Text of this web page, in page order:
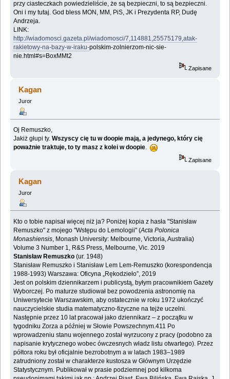
przy ciasteczkach powiedzieliście, że są ‎bezpieczni, to są bezpieczni.
Oni i my tutaj. God bless MON, MM, PiS, JK i Prezydenta RP, ‎Dudę
Andrzeja.‎
LINK:‎
http://wiadomosci.gazeta.pl/wiadomosci/7,114881,25575179,atak-
rakietowy-na-bazy-w-iraku-‎polskim-zolnierzom-nic-sie-
nie.html#s=BoxMMt2‎
Zapisane
Kagan
Juror
Oj Remuszko,
Jakiż głupi ty.Wszyscy cię tu w doopie mają, a jedynego, który cię
poważnie traktuje, to ty masz z kolei w doopie.
Zapisane
Kagan
Juror
Kto o tobie napisał więcej niż ja? Poniżej kopia z hasła "Stanisław
Remuszko" z mojego "Wstępu do Lemologii" (Acta Polonica
Monashiensis , Monash University: Melbourne, Victoria, ‎Australia)
Volume 3 Number 1, R&S Press, Melbourne, Vic. 2019‎
Stanisław Remuszko (ur. 1948)
Stanisław Remuszko i Stanisław Lem Lem-Remuszko (korespondencja
1988-1993) Warszawa: Oficyna „Rękodzieło”, 2019
Jest on polskim dziennikarzem i publicystą, byłym pracownikiem Gazety
Wyborczej. Po maturze studiował bez powodzenia astronomię na
Uniwersytecie Warszawskim, aby ostatecznie w roku 1972 ukończyć
nauczycielskie studia matematyczno-fizyczne na tejże uczelni.
Następnie przez 10 lat pracował jako dziennikarz – z początku w
tygodniku Zorza a później w Słowie Powszechnym.411 Po
wprowadzeniu stanu wojennego został wyrzucony z pracy (podobno za
napisanie krytycznego wobec ówczesnych władz listu otwartego). Przez
półtora roku był oficjalnie bezrobotnym a w latach 1983–1989
zatrudniony został w charakterze kustosza w Głównym Urzędzie
Statystycznym. Publikował w prasie podziemnej pod kilkoma